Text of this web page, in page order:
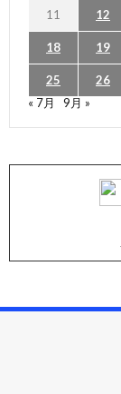
11 12
18 19
25 26
« 7月
9月 »